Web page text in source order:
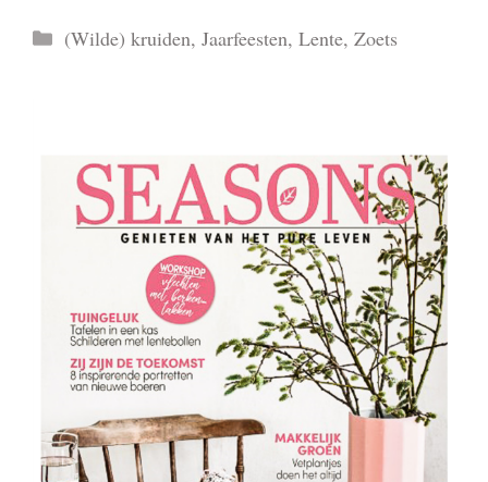
Categorieën
(Wilde) kruiden, Jaarfeesten, Lente, Zoets